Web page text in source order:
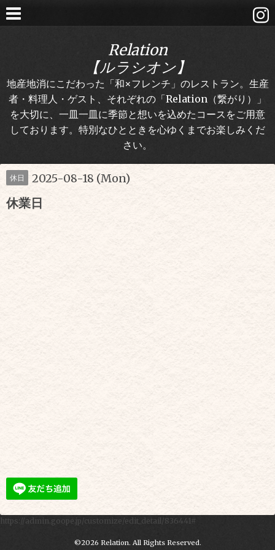
Relation
【ルラシオン】
地産地消にこだわった「和×フレンチ」のレストラン。生産
者・料理人・ゲスト、それぞれの「Relation（繋がり）」
を大切に、一皿一皿に季節と想いを込めたコースをご用意
しております。特別なひとときを心ゆくまでお楽しみくだ
さい。
休日 2025-08-18 (Mon)
休業日
https://admin.goope.jp/customize/edit_detail/836441#
©2026 Relation. All Rights Reserved.